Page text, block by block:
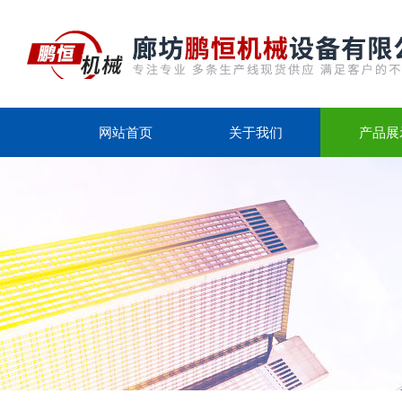
网站首页 关于我们 产品